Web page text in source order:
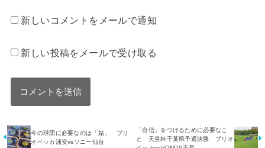
新しいコメントをメールで通知
新しい投稿をメールで受け取る
今の球団に必要なのは「姑」 ブリ
オベッカ浦安vsソニー仙台
「自信」をつけるために必要なこ
と 天皇杯千葉県予選決勝 ブリオ